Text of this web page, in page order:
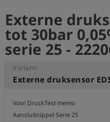
Externe
tot 30bar
serie 25 -
Variant:
Voor DruckTest memo
Aansluitnippel Serie 25